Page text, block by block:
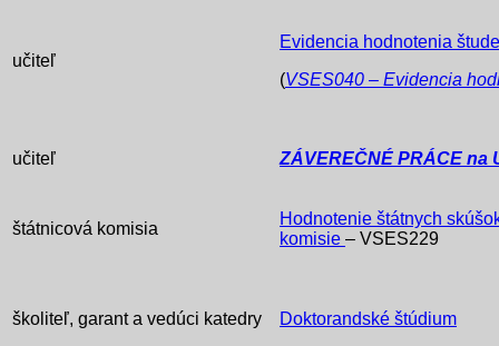
učiteľ
Evidencia hodnotenia
(VSES040 – Evidencia
učiteľ ZÁVEREČNÉ PRÁCE na
štátnicová komisia
Hodnotenie štátnych
komisie – VSES229
školiteľ, garant a vedúci katedry Doktorandské štúdium